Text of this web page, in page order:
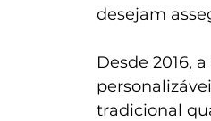
desejam
Desde 2016,
tradicional